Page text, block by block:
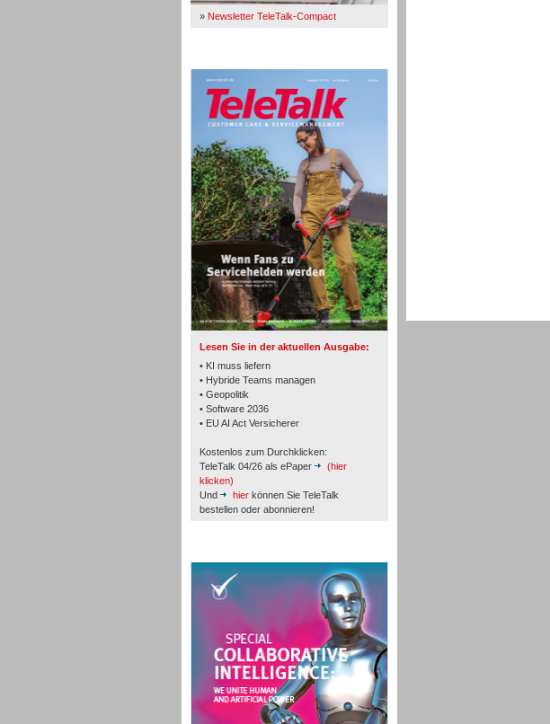
» Newsletter TeleTalk-Compact
Lesen Sie in der aktuellen Ausgabe:
• KI muss liefern
• Hybride Teams managen
• Geopolitik
• Software 2036
• EU AI Act Versicherer
Kostenlos zum Durchklicken:
TeleTalk 04/26 als ePaper
(hier
klicken)
Und
hier können Sie TeleTalk
bestellen oder abonnieren!
TK- und ACD-Systeme
Workforce-Management
Personal